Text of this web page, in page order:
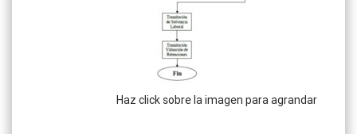
Haz click sobre la imagen para agrandar